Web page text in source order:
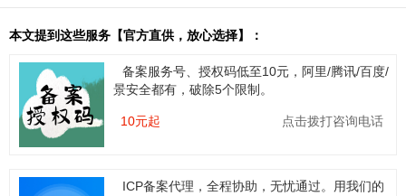
本文提到这些服务【官方直供，放心选择】：
备案服务号、授权码低至10元，阿里/腾讯/百度/
景安全都有，破除5个限制。
10元起 点击拨打咨询电话
ICP备案代理，全程协助，无忧通过。用我们的